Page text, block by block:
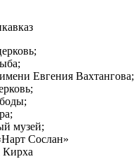
Евгения Вахтангова;
музей;
Сослан»
Кирха